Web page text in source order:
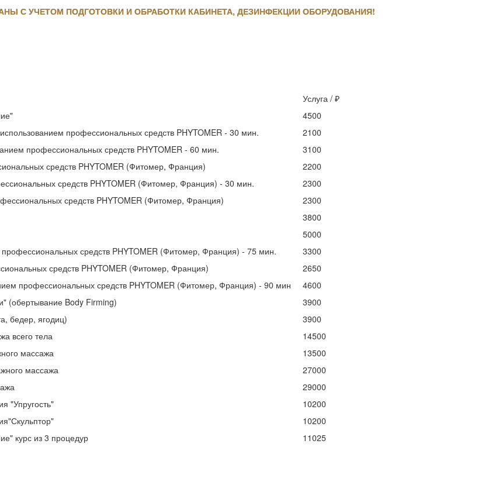
С УЧЕТОМ ПОДГОТОВКИ И ОБРАБОТКИ КАБИНЕТА, ДЕЗИНФЕКЦИИ ОБОРУДОВАНИЯ!
Услуга / ₽
4500
профессиональных средств PHYTOMER - 30 мин.
2100
профессиональных средств PHYTOMER - 60 мин.
3100
средств PHYTOMER (Фитомер, Франция)
2200
средств PHYTOMER (Фитомер, Франция) - 30 мин.
2300
средств PHYTOMER (Фитомер, Франция)
2300
3800
5000
средств PHYTOMER (Фитомер, Франция) - 75 мин.
3300
средств PHYTOMER (Фитомер, Франция)
2650
профессиональных средств PHYTOMER (Фитомер, Франция) - 90 мин
4600
(обертывание Body Firming)
3900
бедер, ягодиц)
3900
всего тела
14500
массажа
13500
массажа
27000
29000
"Упругость"
10200
10200
курс из 3 процедур 11025